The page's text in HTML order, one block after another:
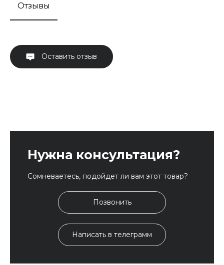
Отзывы
Оставить отзыв
Нужна консультация?
Сомневаетесь, подойдет ли вам этот товар?
Позвонить
Написать в телеграмм